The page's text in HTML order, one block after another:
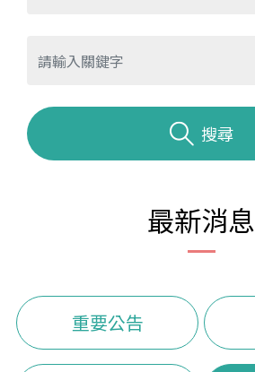
搜尋
最新消息
重要公告